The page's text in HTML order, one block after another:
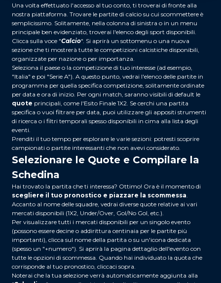
Una volta effettuato l'accesso al tuo conto, ti troverai di fronte alla
nostra piattaforma. Trovare le partite di calcio su cui scommettere è
semplicissimo. Solitamente, nella colonna di sinistra o in un menu
principale ben evidenziato, troverai l'elenco degli sport disponibili.
Clicca sulla voce "Calcio". Si aprirà un sottomenu o una nuova
sezione che ti mostrerà tutte le competizioni calcistiche disponibili,
organizzate per nazione o per importanza.
Seleziona il paese o la competizione di tuo interesse (ad esempio,
"Italia" e poi "Serie A"). A questo punto, vedrai l'elenco delle partite in
programma per quella specifica competizione, solitamente ordinate
per data e ora di inizio. Per ogni match, saranno visibili di default le
quote principali, come l'Esito Finale 1X2. Se cerchi una partita
specifica o vuoi filtrare per data, puoi utilizzare gli appositi strumenti
di ricerca o i filtri temporali spesso disponibili in cima alla lista degli
eventi.
Prenditi il tuo tempo per esplorare le varie sezioni: potresti scoprire
campionati o partite interessanti che non avevi considerato.
Selezionare le Quote e Compilare la
Schedina
Hai trovato la partita che ti interessa? Ottimo! Ora è il momento di
scegliere il tuo pronostico e piazzare la scommessa.
Accanto al nome delle squadre, vedrai diverse quote relative ai vari
mercati disponibili (1X2, Under/Over, Gol/No Gol, etc.).
Per visualizzare tutti i mercati disponibili per un singolo evento
(possono essere decine o addirittura centinaia per le partite più
importanti), clicca sul nome della partita o su un'icona dedicata
(spesso un "+numero"). Si aprirà la pagina dettaglio dell'evento con
tutte le opzioni di scommessa. Quando hai individuato la quota che
corrisponde al tuo pronostico, cliccaci sopra.
Noterai che la tua selezione verrà automaticamente aggiunta alla